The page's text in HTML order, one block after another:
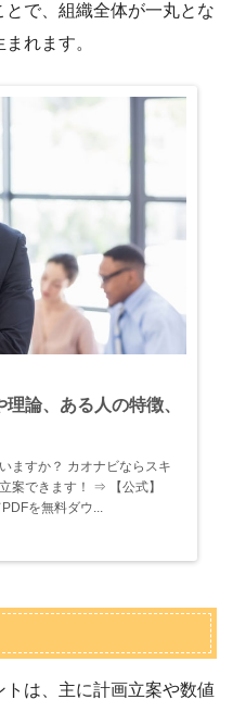
で、組織全体が一丸とな
れます。
論、ある人の特徴、
ますか？ カオナビならスキ
案できます！ ⇒ 【公式】
を無料ダウ...
は、主に計画立案や数値